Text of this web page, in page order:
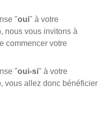
"oui" à votre
nous vous invitons à
commencer votre
"oui-si" à votre
vous allez donc bénéficier